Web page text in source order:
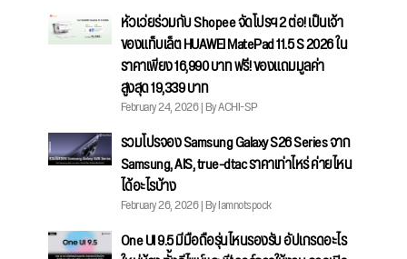
หัวเว่ยร่วมกับ Shopee จัดโปรฯ 2 ต่อ! เป็นเจ้า
ของแท็บเล็ต HUAWEI MatePad 11.5 S 2026 ใน
ราคาเพียง 16,990 บาท ฟรี! ของแถมมูลค่า
สูงสุด 19,339 บาท
February 24, 2026 | By ACHI-SP
รวมโปรจอง Samsung Galaxy S26 Series จาก
Samsung, AIS, true-dtac ราคาเท่าไหร่ ค่ายไหน
ได้อะไรบ้าง
February 26, 2026 | By Iamnotspock
One UI 9.5 มีมือถือรุ่นไหนรองรับ อัปเกรดอะไร